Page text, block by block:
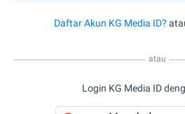
Daftar Akun KG Media ID?
atau
Login KG Media ID